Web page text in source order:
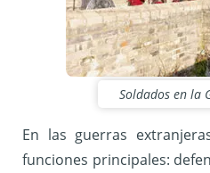
Soldados en la
En las guerras
funciones principales: